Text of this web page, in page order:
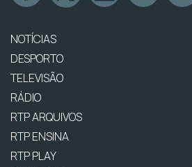
NOTÍCIAS
DESPORTO
TELEVISÃO
RÁDIO
RTP ARQUIVOS
RTP ENSINA
RTP PLAY